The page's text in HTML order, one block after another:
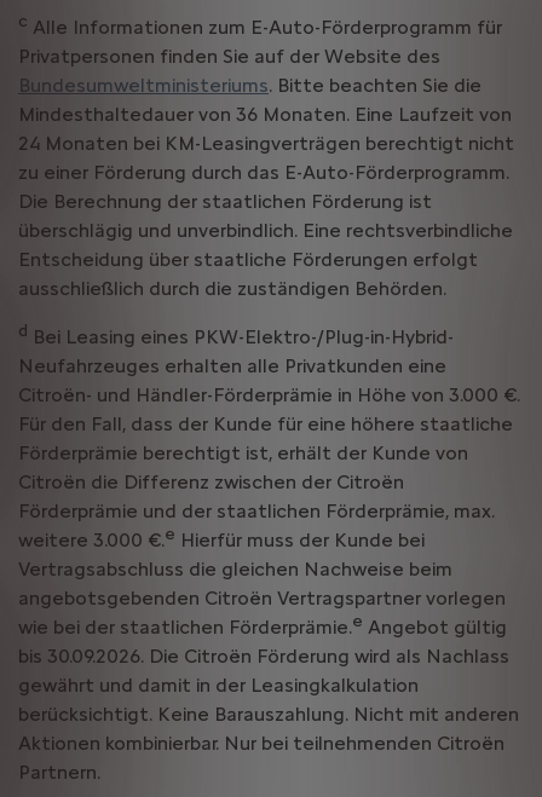
c Alle Informationen zum E-Auto-Förderprogramm für
Privatpersonen finden Sie auf der Website des
Bundesumweltministeriums. Bitte beachten Sie die
Mindesthaltedauer von 36 Monaten. Eine Laufzeit von
24 Monaten bei KM-Leasingverträgen berechtigt nicht
zu einer Förderung durch das E-Auto-Förderprogramm.
Die Berechnung der staatlichen Förderung ist
überschlägig und unverbindlich. Eine rechtsverbindliche
Entscheidung über staatliche Förderungen erfolgt
ausschließlich durch die zuständigen Behörden.
d Bei Leasing eines PKW-Elektro-/Plug-in-Hybrid-
Neufahrzeuges erhalten alle Privatkunden eine
Citroën- und Händler-Förderprämie in Höhe von 3.000 €.
Für den Fall, dass der Kunde für eine höhere staatliche
Förderprämie berechtigt ist, erhält der Kunde von
Citroën die Differenz zwischen der Citroën
Förderprämie und der staatlichen Förderprämie, max.
weitere 3.000 €.e Hierfür muss der Kunde bei
Vertragsabschluss die gleichen Nachweise beim
angebotsgebenden Citroën Vertragspartner vorlegen
wie bei der staatlichen Förderprämie.e Angebot gültig
bis 30.09.2026. Die Citroën Förderung wird als Nachlass
gewährt und damit in der Leasingkalkulation
berücksichtigt. Keine Barauszahlung. Nicht mit anderen
Aktionen kombinierbar. Nur bei teilnehmenden Citroën
Partnern.